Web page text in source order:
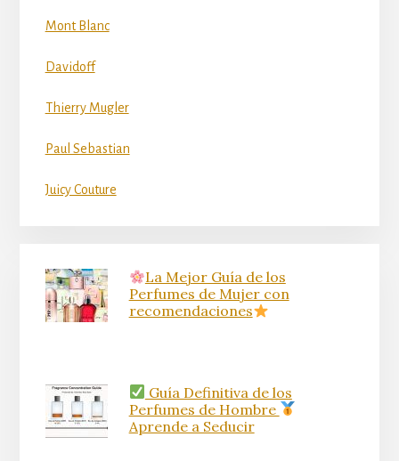
Mont Blanc
Davidoff
Thierry Mugler
Paul Sebastian
Juicy Couture
La Mejor Guía de los
Perfumes de Mujer con
recomendaciones
Guía Definitiva de los
Perfumes de Hombre
Aprende a Seducir